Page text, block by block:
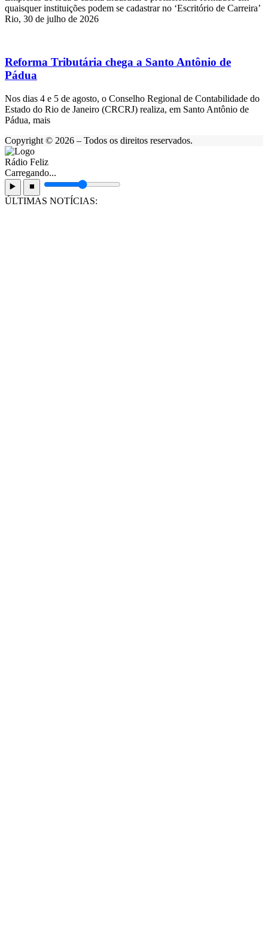
quaisquer instituições podem se cadastrar no ‘Escritório de Carreira’
Rio, 30 de julho de 2026
Reforma Tributária chega a Santo Antônio de
Pádua
Nos dias 4 e 5 de agosto, o Conselho Regional de Contabilidade do
Estado do Rio de Janeiro (CRCRJ) realiza, em Santo Antônio de
Pádua, mais
Copyright © 2026 – Todos os direitos reservados.
Rádio Feliz
Carregando...
▶️ ⏹️
ÚLTIMAS NOTÍCIAS: